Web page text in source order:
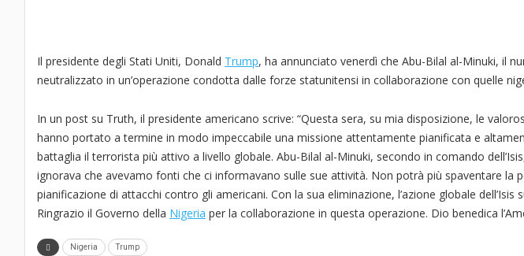
Il presidente degli Stati Uniti, Donald Trump, ha annunciato venerdì che Abu-Bilal al-Minuki, il
neutralizzato in un’operazione condotta dalle forze statunitensi in collaborazione con quelle
In un post su Truth, il presidente americano scrive: “Questa sera, su mia disposizione, le
hanno portato a termine in modo impeccabile una missione attentamente pianificata e
battaglia il terrorista più attivo a livello globale. Abu-Bilal al-Minuki, secondo in comando
ignorava che avevamo fonti che ci informavano sulle sue attività. Non potrà più spaventare la
pianificazione di attacchi contro gli americani. Con la sua eliminazione, l’azione globale
Ringrazio il Governo della Nigeria per la collaborazione in questa operazione. Dio benedica
Nigeria Trump